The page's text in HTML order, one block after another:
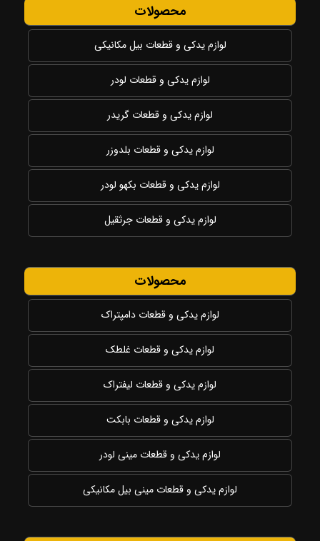
محصولات
لوازم یدکی و قطعات بیل مکانیکی
لوازم یدکی و قطعات لودر
لوازم یدکی و قطعات گریدر
لوازم یدکی و قطعات بلدوزر
لوازم یدکی و قطعات بکهو لودر
لوازم یدکی و قطعات جرثقیل
محصولات
لوازم یدکی و قطعات دامپتراک
لوازم یدکی و قطعات غلطک
لوازم یدکی و قطعات لیفتراک
لوازم یدکی و قطعات بابکت
لوازم یدکی و قطعات مینی لودر
لوازم یدکی و قطعات مینی بیل مکانیکی